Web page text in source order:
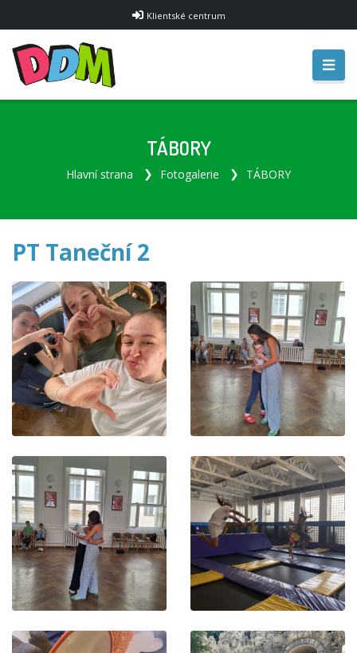
Klientské centrum
TÁBORY
Hlavní strana Fotogalerie TÁBORY
PT Taneční 2